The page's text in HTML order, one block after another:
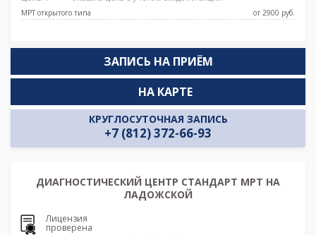
МРТ открытого типа от 2900 pуб.
ЗАПИСЬ НА ПРИЁМ
КРУГЛОСУТОЧНАЯ ЗАПИСЬ
+7 (812) 372-66-93
НА КАРТЕ
ДИАГНОСТИЧЕСКИЙ ЦЕНТР СТАНДАРТ МРТ НА
ЛАДОЖСКОЙ
Лицензия
проверена